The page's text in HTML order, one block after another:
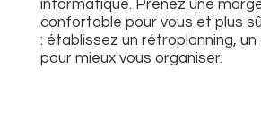
informatique. Prenez une
confortable pour vous et plus
: établissez un rétroplanning,
pour mieux vous organiser.